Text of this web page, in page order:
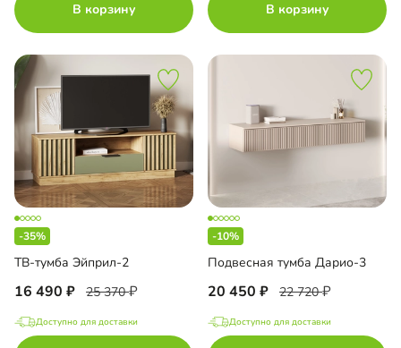
В корзину В корзину
-35%
ТВ-тумба Эйприл-2
16 490 25 370
Доступно для доставки
-10%
Подвесная тумба Дарио-3
20 450 22 720
Доступно для доставки